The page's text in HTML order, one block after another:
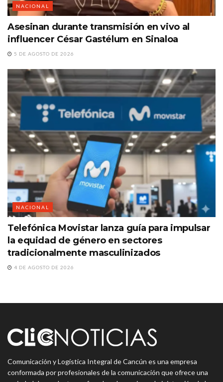
NACIONAL
Asesinan durante transmisión en vivo al
influencer César Gastélum en Sinaloa
5 DE AGOSTO DE 2026
NACIONAL
Telefónica Movistar lanza guía para impulsar
la equidad de género en sectores
tradicionalmente masculinizados
4 DE AGOSTO DE 2026
Comunicación y Logística Integral de Cancún es una empresa
conformada por profesionales de la comunicación que ofrece una